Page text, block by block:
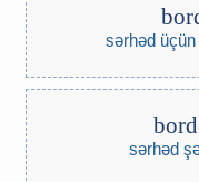
sərhəd
sərhəd